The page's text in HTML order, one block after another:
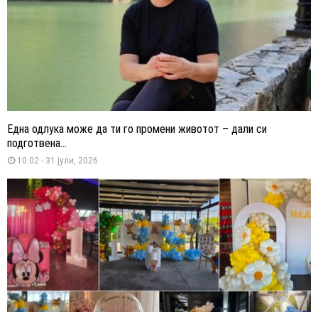
Една одлука може да ти го промени животот – дали си
подготвена...
10:02 - 31 јули, 2026